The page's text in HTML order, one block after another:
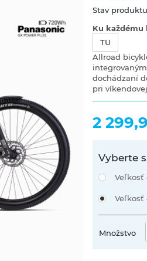
Stav
Ku každému
TU
Allroad
dochádzaní
pri
2
Vyberte
Veľkosť
Veľkosť
Množstvo